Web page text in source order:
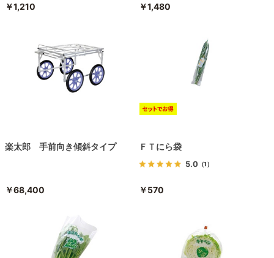
￥1,210 ￥1,480
楽太郎 手前向き傾斜タイプ
￥68,400
ＦＴにら袋
5.0 （1）
￥570